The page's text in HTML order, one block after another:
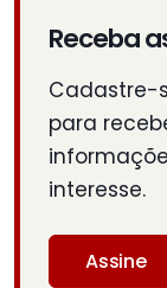
Receba
Cadastre-
para
interesse.
Assine